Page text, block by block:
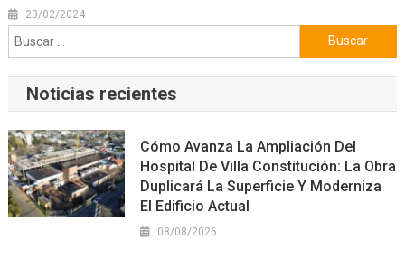
23/02/2024
Buscar:
Noticias recientes
Cómo Avanza La Ampliación Del
Hospital De Villa Constitución: La Obra
Duplicará La Superficie Y Moderniza
El Edificio Actual
08/08/2026